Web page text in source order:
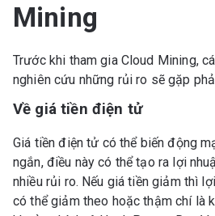
Mining
Trước khi tham gia Cloud Mining,
nghiên cứu những rủi ro sẽ gặp
Về giá tiền điện tử
Giá tiền điện tử có thể biến động
ngắn, điều này có thể tạo ra lợi
nhiều rủi ro. Nếu giá tiền giảm thì
có thể giảm theo hoặc thậm chí là